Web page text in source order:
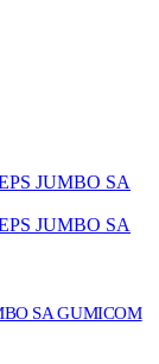
SA GUMICOM